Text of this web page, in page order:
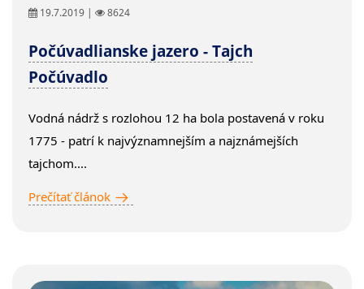
19.7.2019 | 8624
Počúvadlianske jazero - Tajch
Počúvadlo
Vodná nádrž s rozlohou 12 ha bola postavená v roku
1775 - patrí k najvýznamnejším a najznámejších
tajchom....
Prečítať článok